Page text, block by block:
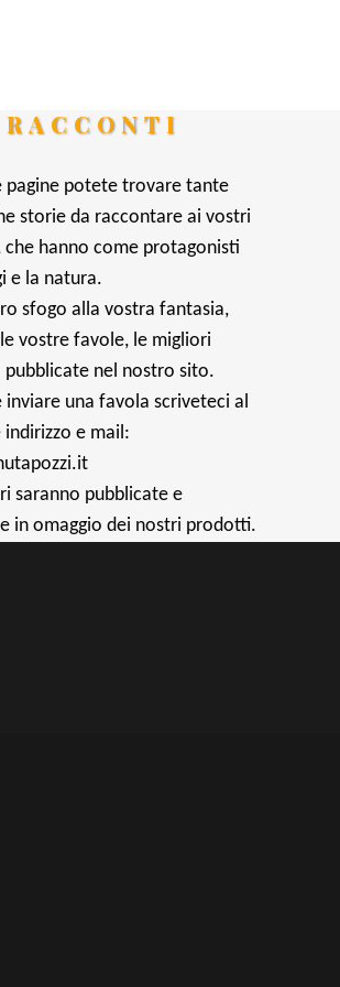
RACCONTI
pagine potete trovare tante
storie da raccontare ai vostri
che hanno come protagonisti
e la natura.
sfogo alla vostra fantasia,
vostre favole, le migliori
pubblicate nel nostro sito.
inviare una favola scriveteci al
indirizzo e mail:
saranno pubblicate e
in omaggio dei nostri prodotti.